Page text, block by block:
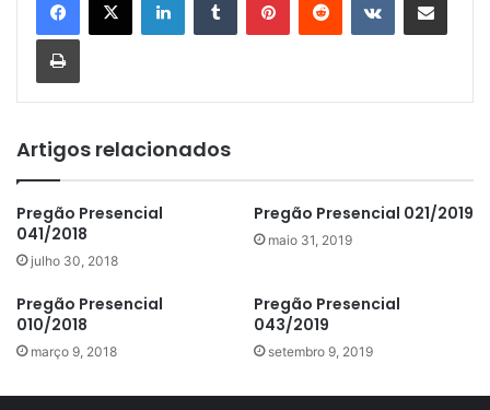
Imprimir
Artigos relacionados
Pregão Presencial
041/2018
julho 30, 2018
Pregão Presencial 021/2019
maio 31, 2019
Pregão Presencial
010/2018
março 9, 2018
Pregão Presencial
043/2019
setembro 9, 2019